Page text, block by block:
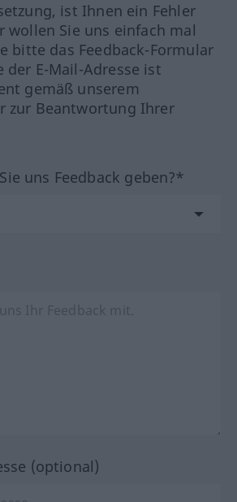
ist Ihnen ein Fehler
wollen Sie uns einfach mal
bitte das Feedback-Formular
der E-Mail-Adresse ist
gemäß unserem
zur Beantwortung Ihrer
uns Feedback geben?*
(optional)